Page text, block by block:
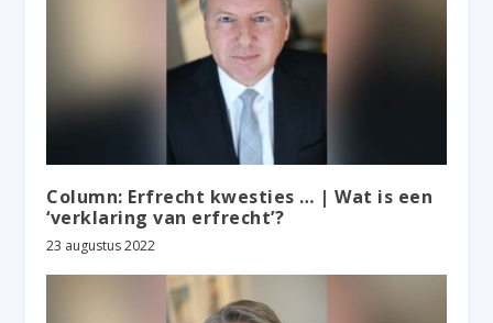
Column: Erfrecht kwesties … | Wat is een
‘verklaring van erfrecht’?
23 augustus 2022